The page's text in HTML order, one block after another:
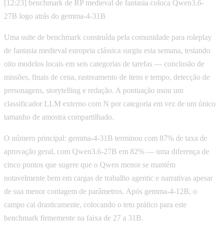
[12:23] benchmark de RP medieval de fantasia coloca Qwen3.6-
27B logo atrás do gemma-4-31B
Uma suite de benchmark construída pela comunidade para roleplay
de fantasia medieval europeia clássica surgiu esta semana, testando
oito modelos locais em seis categorias de tarefas — conclusão de
missões, finais de cena, rastreamento de itens e tempo, detecção de
personagens, storytelling e redação. A pontuação usou um
classificador LLM externo com N por categoria em vez de um único
tamanho de amostra compartilhado.
O número principal: gemma-4-31B terminou com 87% de taxa de
aprovação geral, com Qwen3.6-27B em 82% — uma diferença de
cinco pontos que sugere que o Qwen menor se mantém
notavelmente bem em cargas de trabalho agentic e narrativas apesar
de sua menor contagem de parâmetros. Após gemma-4-12B, o
campo cai drasticamente, colocando o teto prático para este
benchmark firmemente na faixa de 27 a 31B.